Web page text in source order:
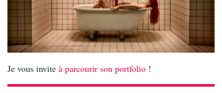
Je vous invite à parcourir son portfolio !